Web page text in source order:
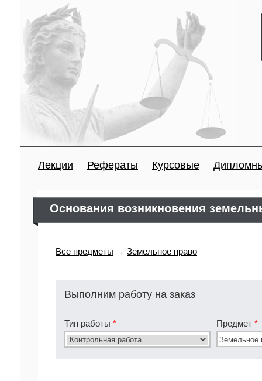
Лекции Рефераты Курсовые
Основания возникновения
Все предметы → Земельное право
Выполним работу на заказ
Тип работы * Предмет *